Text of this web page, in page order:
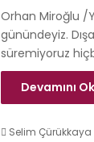
Orhan Miroğlu /
günündeyiz.
süremiyoruz
Devamını
Selim Çürükkaya